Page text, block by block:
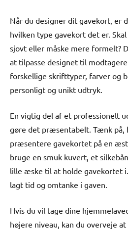
Når du designer dit gavekort, er
hvilken type gavekort det er.
sjovt eller måske mere formelt?
at tilpasse designet til
forskellige skrifttyper, farver og
personligt og unikt udtryk.
En vigtig del af et professionelt
gøre det præsentabelt. Tænk på,
præsentere gavekortet på en
bruge en smuk kuvert, et
lille æske til at holde gavekortet
lagt tid og omtanke i gaven.
Hvis du vil tage dine
højere niveau, kan du overveje